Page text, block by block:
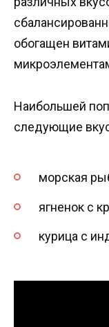
обогащен
Наибольшей
следующие
морская
ягненок с
курица с